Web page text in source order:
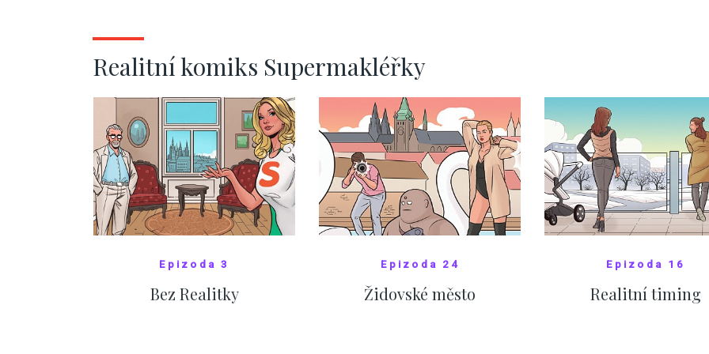
Realitní komiks Supermakléřky
Epizoda 3
Bez Realitky
Epizoda 24
Židovské město
Epizoda 16
Realitní timing